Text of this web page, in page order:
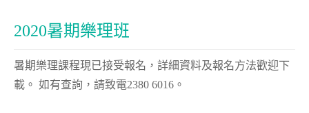
2020暑期樂理班
暑期樂理課程現已接受報名，詳細資料及報名方法歡迎下
載。 如有查詢，請致電2380 6016。